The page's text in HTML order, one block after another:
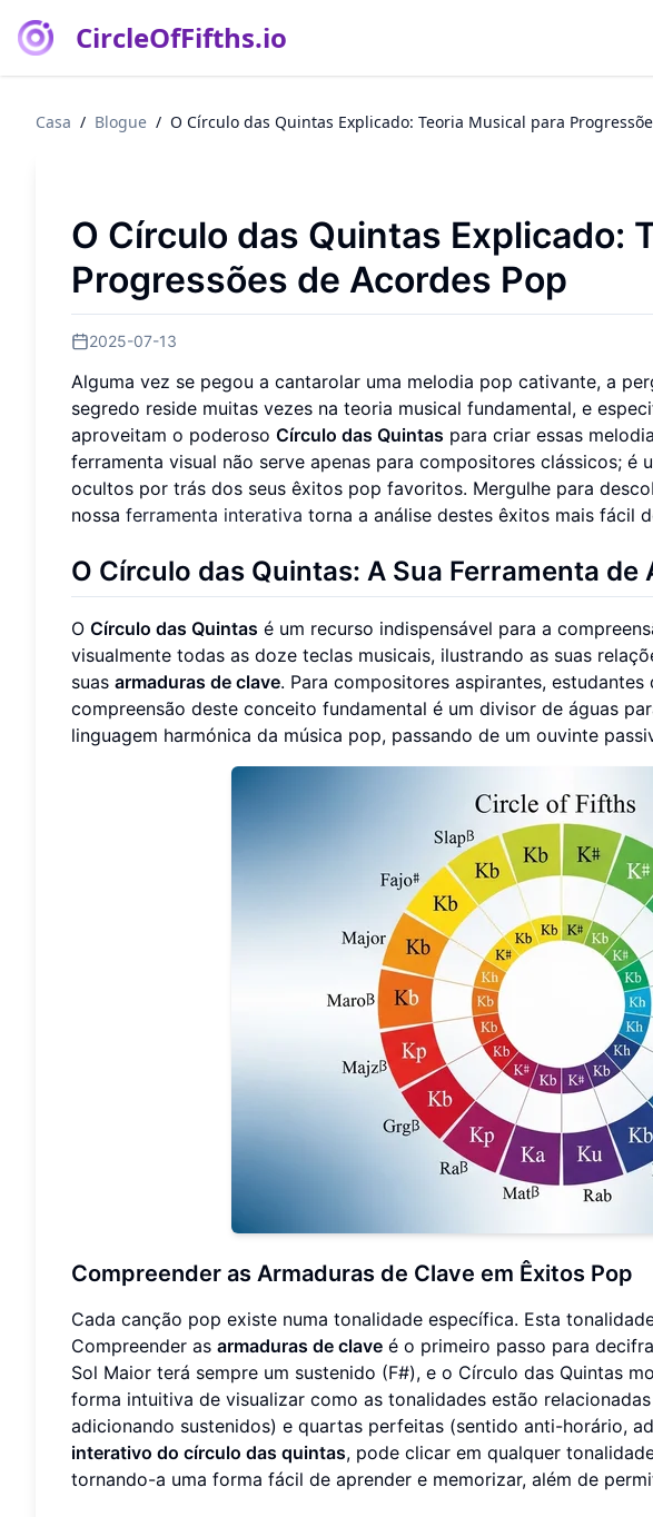
CircleOfFifths.io
Casa / Blogue / O Círculo das Quintas Explicado: Teoria Musical para
O Círculo das Quintas Explicado:
Progressões de Acordes Pop
2025-07-13
Alguma vez se pegou a cantarolar uma melodia pop cativante, a
segredo reside muitas vezes na teoria musical fundamental, e
aproveitam o poderoso Círculo das Quintas para criar essas
ferramenta visual não serve apenas para compositores clássicos; é
ocultos por trás dos seus êxitos pop favoritos. Mergulhe para
nossa ferramenta interativa torna a análise destes êxitos mais fácil
O Círculo das Quintas: A Sua Ferramenta de
O Círculo das Quintas é um recurso indispensável para a
visualmente todas as doze teclas musicais, ilustrando as suas
suas armaduras de clave. Para compositores aspirantes,
compreensão deste conceito fundamental é um divisor de águas
linguagem harmónica da música pop, passando de um ouvinte
Compreender as Armaduras de Clave em Êxitos Pop
Cada canção pop existe numa tonalidade específica. Esta
Compreender as armaduras de clave é o primeiro passo para
Sol Maior terá sempre um sustenido (F#), e o Círculo das Quintas
forma intuitiva de visualizar como as tonalidades estão
adicionando sustenidos) e quartas perfeitas (sentido anti-horário,
interativo do círculo das quintas, pode clicar em qualquer
tornando-a uma forma fácil de aprender e memorizar, além de